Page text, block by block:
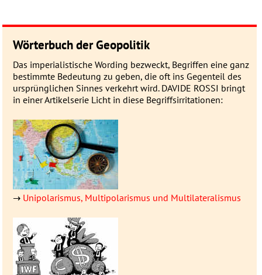
Wörterbuch der Geopolitik
Das imperialistische Wording be­zweckt, Be­grif­fen eine ganz
be­stimmte Be­deu­­tung zu geben, die oft ins Gegen­­teil des
ur­sprüng­­lichen Sin­nes ver­­kehrt wird. DAVIDE ROSSI bringt
in einer Artikel­serie Licht in diese Be­griffs­ir­ri­ta­tionen:
→ Unipolarismus, Multipolarismus und Multilateralismus